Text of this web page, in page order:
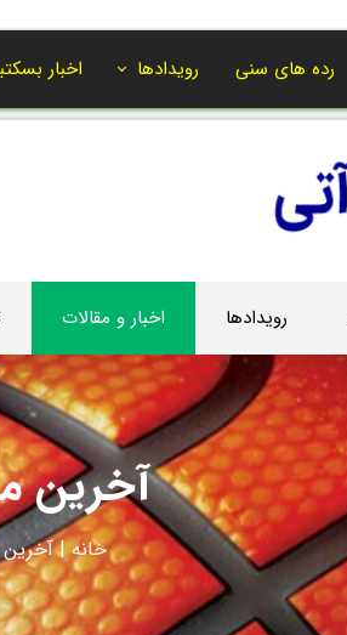
رده های سنی رویدادها اخبار
رویدادها اخبار و مقالات
آخرین
خانه|آخرین